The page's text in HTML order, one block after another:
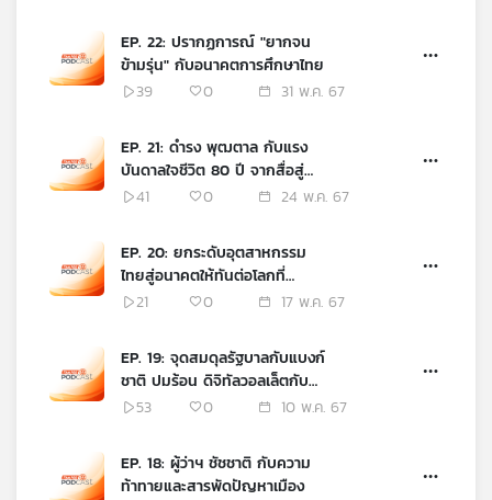
EP. 22: ปรากฏการณ์ "ยากจน
ข้ามรุ่น" กับอนาคตการศึกษาไทย
39
0 31 พ.ค. 67
EP. 21: ดำรง พุฒตาล กับแรง
บันดาลใจชีวิต 80 ปี จากสื่อสู่
การเมือง
41 0 24 พ.ค. 67
EP. 20: ยกระดับอุตสาหกรรม
ไทยสู่อนาคตให้ทันต่อโลกที่
เปลี่ยนแปลง
21 0 17 พ.ค. 67
EP. 19: จุดสมดุลรัฐบาลกับแบงก์
ชาติ ปมร้อน ดิจิทัลวอลเล็ตกับ
อัตราดอกเบี้ย
53 0 10 พ.ค. 67
EP. 18: ผู้ว่าฯ ชัชชาติ กับความ
ท้าทายและสารพัดปัญหาเมือง